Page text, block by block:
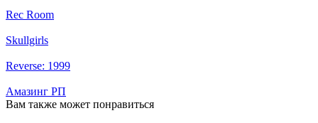
Rec Room
Skullgirls
Reverse: 1999
Амазинг РП
Вам также может понравиться